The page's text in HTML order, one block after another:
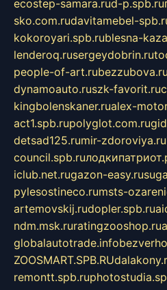
ecostep-samara.rud-p.spb.ru
sko.com.rudavitamebel-
kokoroyari.spb.rublesna-
lenderoq.rusergeydobrin.ru
people-of-art.rubezzubova.ru
dynamoauto.ruszk-favorit.ru
kingbolenskaner.rualex-
act1.spb.rupolyglot.com.ru
detsad125.rumir-zdoroviya.ru
council.spb.ru
iclub.net.rugazon-easy.ru
pylesostineco.rumsts-
artemovskij.rudopler.spb.ru
ndm.msk.ruratingzooshop.ru
globalautotrade.info
ZOOSMART.SPB.RU
remontt.spb.ru